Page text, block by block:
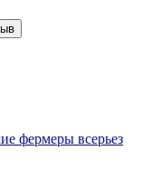
фермеры всерьез